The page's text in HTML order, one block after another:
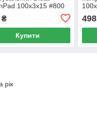
100x3x15 #800
Купити
498
рік